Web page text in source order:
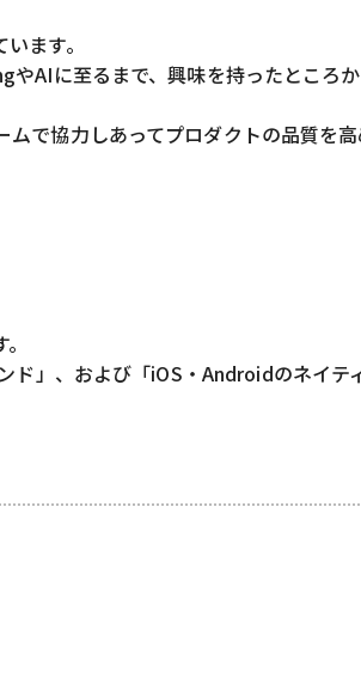
ます。
AIに至るまで、興味を持ったところか
で協力しあってプロダクトの品質を
ド」、および「iOS・Androidのネイテ